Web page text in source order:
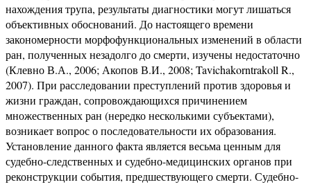
нахождения трупа, результаты диагностики могут лишаться
объективных обоснований. До настоящего времени
закономерности морфофункциональных изменений в области
ран, полученных незадолго до смерти, изучены недостаточно
(Клевно В.А., 2006; Акопов В.И., 2008; Tavichakorntrakoll R.,
2007). При расследовании преступлений против здоровья и
жизни граждан, сопровождающихся причинением
множественных ран (нередко несколькими субъектами),
возникает вопрос о последовательности их образования.
Установление данного факта является весьма ценным для
судебно-следственных и судебно-медицинских органов при
реконструкции события, предшествующего смерти. Судебно-